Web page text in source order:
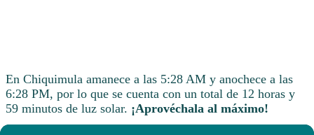
En Chiquimula amanece a las 5:28 AM y anochece a las
6:28 PM, por lo que se cuenta con un total de 12 horas y
59 minutos de luz solar. ¡Aprovéchala al máximo!